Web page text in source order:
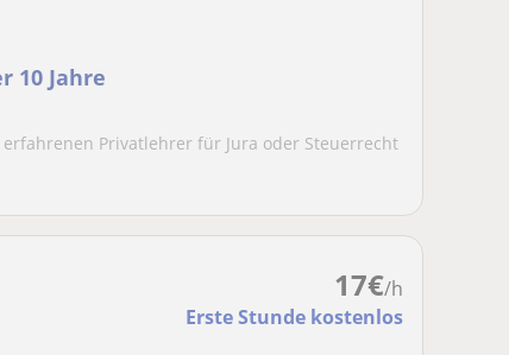
10 Jahre
Privatlehrer für Jura oder Steuerrecht
17€/h
Erste Stunde kostenlos